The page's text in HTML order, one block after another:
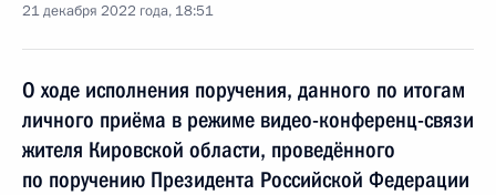
21 декабря 2022 года, 18:51
О ходе исполнения поручения, данного по итогам
личного приёма в режиме видео-конференц-связи
жителя Кировской области, проведённого
по поручению Президента Российской Федерации